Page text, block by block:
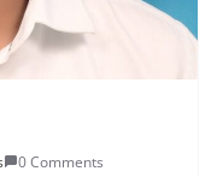
0 Comments